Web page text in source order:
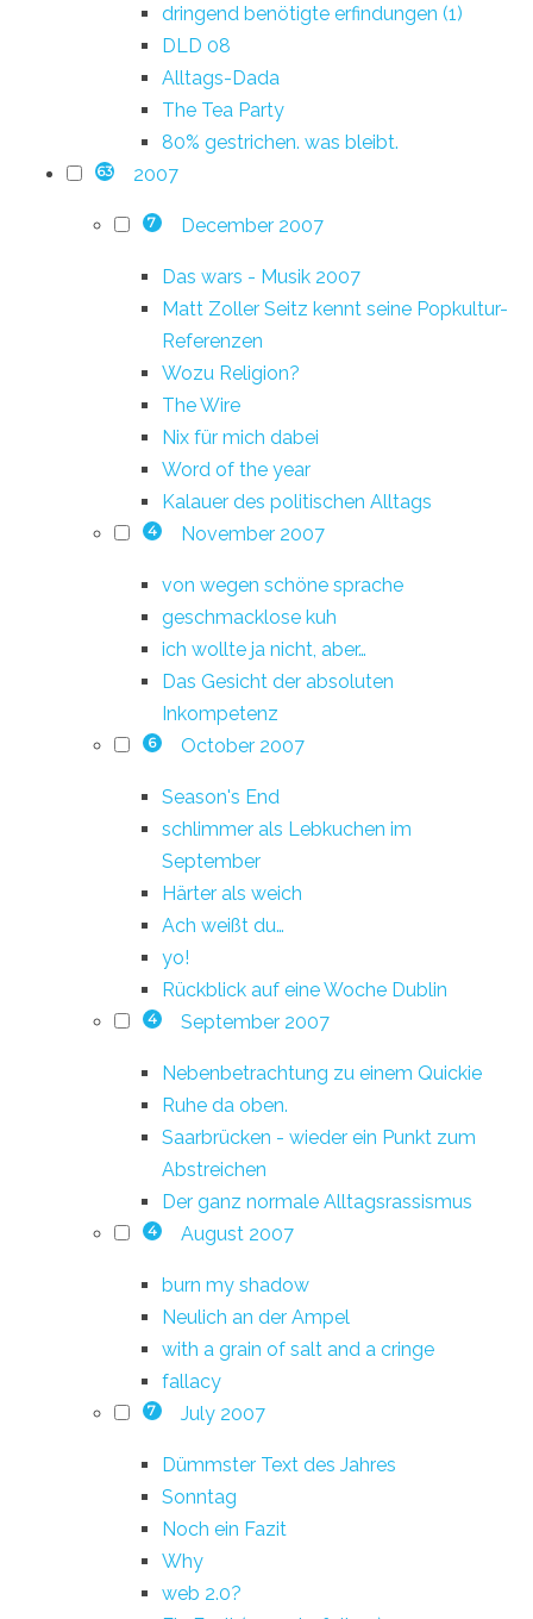
dringend benötigte erfindungen (1)
DLD 08
Alltags-Dada
The Tea Party
80% gestrichen. was bleibt.
63 2007
7 December 2007
Das wars - Musik 2007
Matt Zoller Seitz kennt seine Popkultur-
Referenzen
Wozu Religion?
The Wire
Nix für mich dabei
Word of the year
Kalauer des politischen Alltags
4 November 2007
von wegen schöne sprache
geschmacklose kuh
ich wollte ja nicht, aber…
Das Gesicht der absoluten
Inkompetenz
6 October 2007
Season's End
schlimmer als Lebkuchen im
September
Härter als weich
Ach weißt du…
yo!
Rückblick auf eine Woche Dublin
4 September 2007
Nebenbetrachtung zu einem Quickie
Ruhe da oben.
Saarbrücken - wieder ein Punkt zum
Abstreichen
Der ganz normale Alltagsrassismus
4 August 2007
burn my shadow
Neulich an der Ampel
with a grain of salt and a cringe
fallacy
7 July 2007
Dümmster Text des Jahres
Sonntag
Noch ein Fazit
Why
web 2.0?